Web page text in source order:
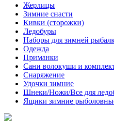
Жерлицы
Зимние снасти
Кивки (сторожки)
Ледобуры
Наборы для зимней
Одежда
Приманки
Сани волокуши и
Снаряжение
Удочки зимние
Шнеки/Ножи/Все для
Ящики зимние